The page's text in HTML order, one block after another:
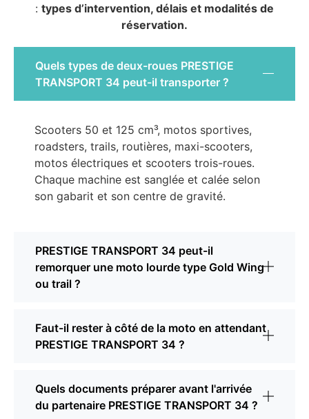
: types d’intervention, délais et modalités de
réservation.
Quels types de deux-roues PRESTIGE
TRANSPORT 34 peut-il transporter ?
Scooters 50 et 125 cm³, motos sportives,
roadsters, trails, routières, maxi-scooters,
motos électriques et scooters trois-roues.
Chaque machine est sanglée et calée selon
son gabarit et son centre de gravité.
PRESTIGE TRANSPORT 34 peut-il
remorquer une moto lourde type Gold Wing
ou trail ?
Faut-il rester à côté de la moto en attendant
PRESTIGE TRANSPORT 34 ?
Quels documents préparer avant l'arrivée
du partenaire PRESTIGE TRANSPORT 34 ?